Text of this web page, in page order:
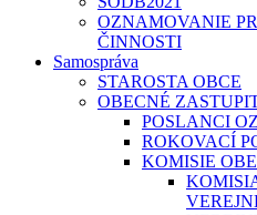
OZNAMOVANIE
ČINNOSTI
Samospráva
STAROSTA OBCE
OBECNÉ
POSLANCI OZ
ROKOVACÍ
KOMISIE